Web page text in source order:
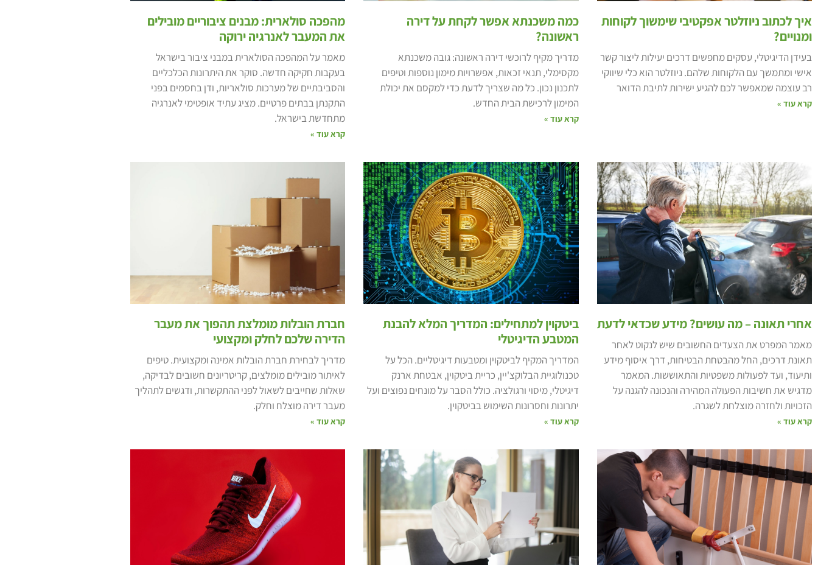
איך לכתוב ניוזלטר אפקטיבי שימשוך לקוחות
ומנויים?
בעידן הדיגיטלי, עסקים מחפשים דרכים יעילות ליצור קשר
אישי ומתמשך עם הלקוחות שלהם. ניוזלטר הוא כלי שיווקי
רב עוצמה שמאפשר לכם להגיע ישירות לתיבת הדואר
קרא עוד »
כמה משכנתא אפשר לקחת על דירה
ראשונה?
מדריך מקיף לרוכשי דירה ראשונה: גובה משכנתא
מקסימלי, תנאי זכאות, אפשרויות מימון נוספות וטיפים
לתכנון נכון. כל מה שצריך לדעת כדי למקסם את יכולת
המימון לרכישת הבית החדש.
קרא עוד »
מהפכה סולארית: מבנים ציבוריים מובילים
את המעבר לאנרגיה ירוקה
מאמר על המהפכה הסולארית במבני ציבור בישראל
בעקבות חקיקה חדשה. סוקר את היתרונות הכלכליים
והסביבתיים של מערכות סולאריות, ודן בחסמים בפני
התקנתן בבתים פרטיים. מציג עתיד אופטימי לאנרגיה
מתחדשת בישראל.
קרא עוד »
אחרי תאונה – מה עושים? מידע שכדאי לדעת
מאמר המפרט את הצעדים החשובים שיש לנקוט לאחר
תאונת דרכים, החל מהבטחת הבטיחות, דרך איסוף מידע
ותיעוד, ועד לפעולות משפטיות והתאוששות. המאמר
מדגיש את חשיבות הפעולה המהירה והנכונה להגנה על
הזכויות ולחזרה מוצלחת לשגרה.
קרא עוד »
ביטקוין למתחילים: המדריך המלא להבנת
המטבע הדיגיטלי
המדריך המקיף לביטקוין ומטבעות דיגיטליים. הכל על
טכנולוגיית הבלוקצ'יין, כריית ביטקוין, אבטחת ארנק
דיגיטלי, מיסוי ורגולציה. כולל הסבר על מונחים נפוצים ועל
יתרונות וחסרונות השימוש בביטקוין.
קרא עוד »
חברת הובלות מומלצת תהפוך את מעבר
הדירה שלכם לחלק ומקצועי
מדריך לבחירת חברת הובלות אמינה ומקצועית. טיפים
לאיתור מובילים מומלצים, קריטריונים חשובים לבדיקה,
שאלות שחייבים לשאול לפני ההתקשרות, ודגשים לתהליך
מעבר דירה מוצלח וחלק.
קרא עוד »